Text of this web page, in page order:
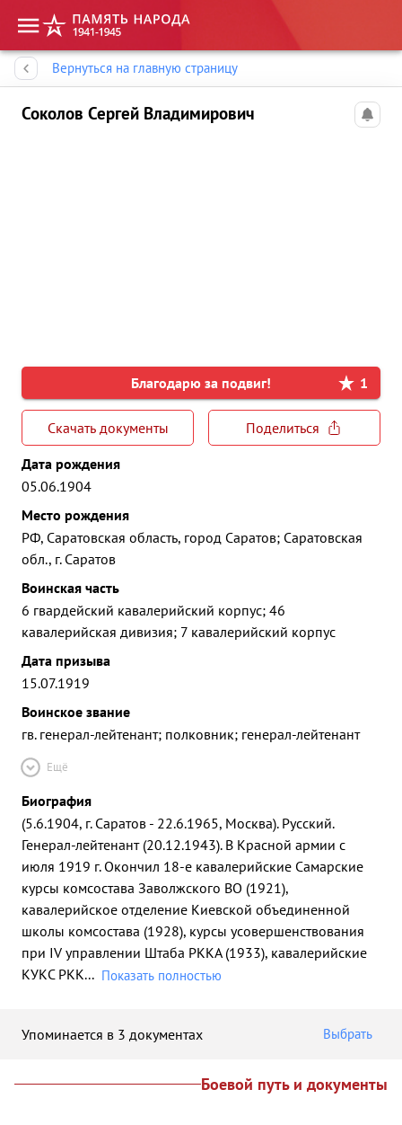
Вернуться на главную страницу
Соколов Сергей Владимирович
Благодарю за подвиг! 1
Скачать документы
Поделиться
Дата рождения
05.06.1904
Место рождения
РФ, Саратовская область, город Саратов; Саратовская
обл., г. Саратов
Воинская часть
6 гвардейский кавалерийский корпус; 46
кавалерийская дивизия; 7 кавалерийский корпус
Дата призыва
15.07.1919
Воинское звание
гв. генерал-лейтенант; полковник; генерал-лейтенант
Ещё
Биография
(5.6.1904, г. Саратов - 22.6.1965, Москва). Русский.
Генерал-лейтенант (20.12.1943). В Красной армии с
июля 1919 г. Окончил 18-е кавалерийские Самарские
курсы комсостава Заволжского ВО (1921),
кавалерийское отделение Киевской объединенной
школы комсостава (1928), курсы усовершенствования
при IV управлении Штаба РККА (1933), кавалерийские
КУКС РКК... Показать полностью
Упоминается в 3 документах Выбрать
Боевой путь и документы
Память народа